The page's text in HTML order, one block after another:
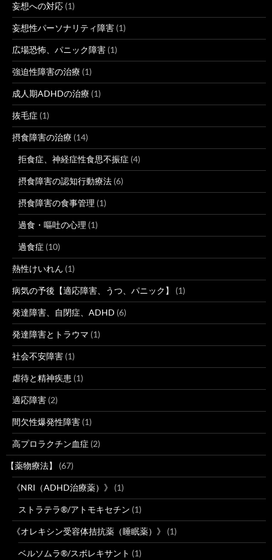
妄想への対応 (1)
妄想性パーソナリティ障害 (1)
広場恐怖、パニック障害 (1)
強迫性障害の治療 (1)
成人期ADHDの治療 (1)
抜毛症 (1)
摂食障害の治療 (14)
拒食症、神経症性食思不振症 (4)
摂食障害の認知行動療法 (6)
摂食障害の食事管理 (1)
過食・嘔吐の心理 (1)
過食症 (10)
熱性けいれん (1)
病気の予後【適応障害、うつ、パニック】 (1)
発達障害、自閉症、ADHD (6)
発達障害とトラウマ (1)
社会不安障害 (1)
虐待と精神疾患 (1)
適応障害 (2)
間欠性爆発性障害 (1)
高プロラクチン血症 (2)
【薬物療法】 (67)
《NRI（ADHD治療薬）》 (1)
ストラテラ®/アトモキセチン (1)
《オレキシン受容体拮抗薬（睡眠薬）》 (1)
ベルソムラ®/スボレキサント (1)